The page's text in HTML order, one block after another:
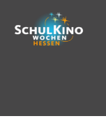
Inhalt
springen